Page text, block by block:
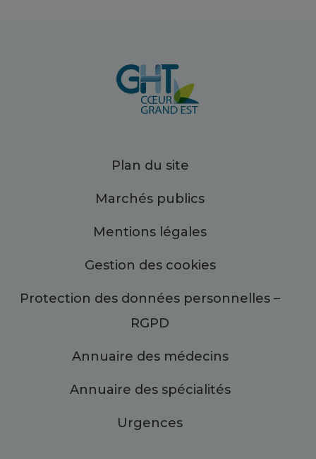
Plan du site
Marchés publics
Mentions légales
Gestion des cookies
Protection des données personnelles –
RGPD
Annuaire des médecins
Annuaire des spécialités
Urgences